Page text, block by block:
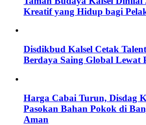
Kreatif yang Hidup bagi
Disdikbud Kalsel Cetak
Berdaya Saing Global Lewat
Harga Cabai Turun, Disdag
Pasokan Bahan Pokok di
Aman